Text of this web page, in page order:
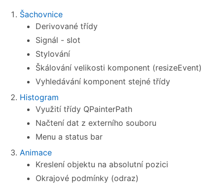
Šachovnice
Derivované třídy
Signál - slot
Stylování
Škálování velikosti komponent (resizeEvent)
Vyhledávání komponent stejné třídy
Histogram
Využití třídy QPainterPath
Načtení dat z externího souboru
Menu a status bar
Animace
Kreslení objektu na absolutní pozici
Okrajové podmínky (odraz)